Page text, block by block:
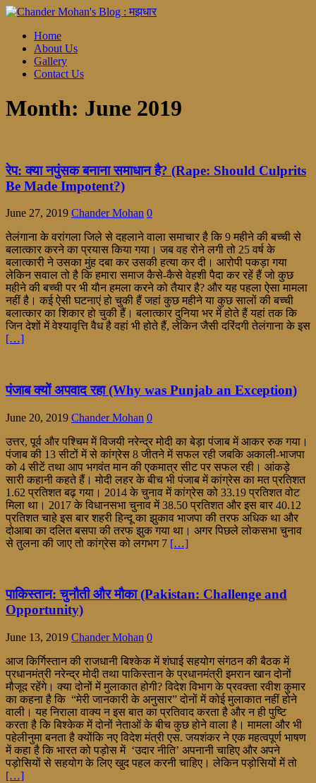
Home
About Us
Gallery
Contact Us
Month: June 2019
रेप: क्या नपुंसक बनाना समाधान है? (Rape: Should Culprits
Be Made Impotent?)
June 27, 2019 Chander Mohan 0
तेलंगाना के वरांगला जिले से दहलाने वाला समाचार है कि 9 महीने की बच्ची से
बलात्कार करने का प्रयास किया गया। जब वह रोने लगी तो 25 वर्ष के
बलात्कारी ने उसका मुंह दबा कर उसकी हत्या कर दी। आरोपी पकड़ा गया
लेकिन सवाल तो है कि हमारा समाज कैसे-कैसे वेहशी पैदा कर रहें हैं जो कुछ
महीने की बच्ची पर भी यौन हमला करने को तैयार है? और यह पहला ऐसा मामला
नहीं है। कई ऐसी घटनाएं हो चुकी हैं जहां कुछ महीने या कुछ सालों की बच्ची
बलात्कार का शिकार हो चुकी हैं। बलात्कार दुनिया भर में होते हैं यहां तक कि
जिन देशों में वेश्यावृत्ति वैध है वहां भी होते हैं, लेकिन जैसी दरिंदगी तेलंगाना के इस
[…]
पंजाब क्यों अपवाद रहा (Why was Punjab an Exception)
June 20, 2019 Chander Mohan 0
उत्तर, पूर्व और पश्चिम में विजयी नरेन्द्र मोदी का बेड़ा पंजाब में आकर रुक गया।
पंजाब की 13 सीटों में से कांग्रेस 8 जीतने में सफल रही जबकि अकाली-भाजपा
को 4 सीटें तथा आप भगवंत मान की एकमात्र सीट पर सफल रही। आंकड़े
सारी कहानी कहते हैं। मोदी लहर के बीच भी पंजाब में कांग्रेस का मत प्रतिशत
1.62 प्रतिशत बढ़ गया। 2014 के चुनाव में कांग्रेस को 33.19 प्रतिशत वोट
मिला था। 2017 के विधानसभा चुनाव में 38.50 प्रतिशत और इस बार 40.12
प्रतिशत चाहे इस बार शहरी हिन्दू का झुकाव भाजपा की तरफ अधिक था और
दोआबा का दलित बसपा की तरफ झुक गया था। अगर पिछले लोकसभा चुनाव
से तुलना की जाए तो कांग्रेस को लगभग 7 […]
पाकिस्तान: चुनौती और मौका (Pakistan: Challenge and
Opportunity)
June 13, 2019 Chander Mohan 0
आज किर्गिस्तान की राजधानी बिश्केक में शंघाई सहयोग संगठन की बैठक में
प्रधानमंत्री नरेन्द्र मोदी तथा पाकिस्तान के प्रधानमंत्री इमरान खान दोनों
मौजूद रहेंगे। क्या दोनों में मुलाकात होगी? विदेश विभाग के प्रवक्ता रवीश कुमार
का कहना है कि “मेरी जानकारी के अनुसार” दोनों में कोई मुलाकात नहीं होने
वाली। यह निराला वाक्य न इस बात का प्रतिवाद करता है और न ही पुष्टि
करता है कि बिश्केक में दोनों नेताओं के बीच कुछ होने वाला है। मामला और भी
पहेलीनुमा बनता है क्योंकि नए विदेश मंत्री एस. जयशंकर ने एक महत्वपूर्ण भाषण
में कहा है कि भारत को पड़ोस में ‘उदार नीति’ अपनानी चाहिए और अपने
पड़ोसियों से सहयोग के लिए खुद पहल करनी चाहिए। लेकिन पड़ोसियों में तो
[…]